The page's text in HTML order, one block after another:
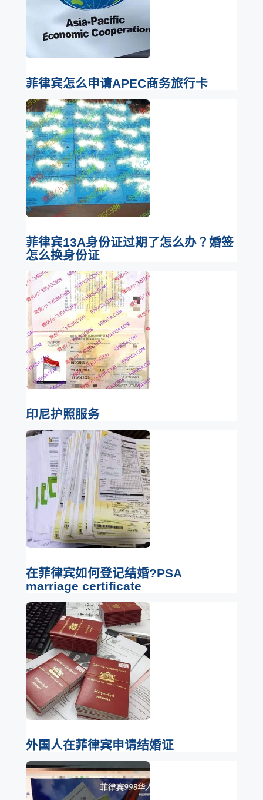
菲律宾怎么申请APEC商务旅行卡
菲律宾13A身份证过期了怎么办？婚签
怎么换身份证
印尼护照服务
在菲律宾如何登记结婚?PSA
marriage certificate
外国人在菲律宾申请结婚证